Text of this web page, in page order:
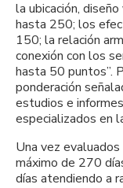
la ubicación,
hasta 250; los
150; la relación
conexión con los
hasta 50 puntos”.
ponderación
estudios e
especializados en
Una vez
máximo de 270
días atendiendo a